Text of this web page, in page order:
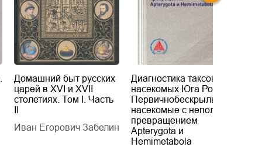
Домашний быт русских
царей в XVI и XVII
столетиях. Том I. Часть
Иван Егорович Забелин
Диагностика таксонов
насекомых Юга России.
Первичнобескрылые и
насекомые с неполным
превращением
Apterygota и
Hemimetabola